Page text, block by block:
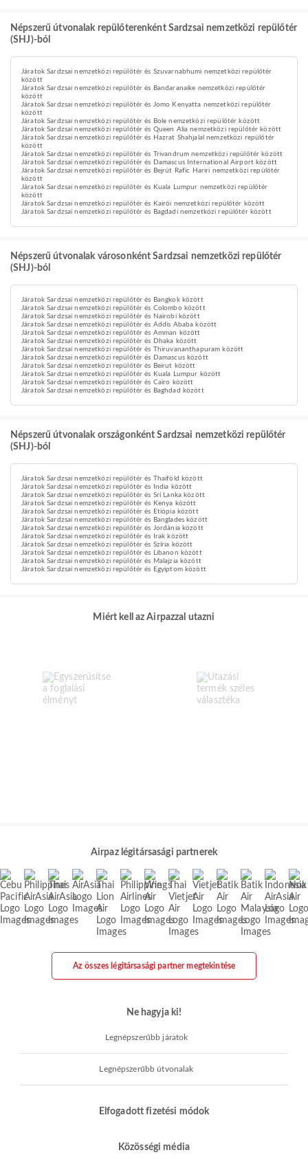
Népszerű útvonalak repülőterenként Sardzsai nemzetközi repülőtér
(SHJ)-ból
Járatok Sardzsai nemzetközi repülőtér és Szuvarnabhumi nemzetközi repülőtér
között
Járatok Sardzsai nemzetközi repülőtér és Bandaranaike nemzetközi repülőtér
között
Járatok Sardzsai nemzetközi repülőtér és Jomo Kenyatta nemzetközi repülőtér
között
Járatok Sardzsai nemzetközi repülőtér és Bole nemzetközi repülőtér között
Járatok Sardzsai nemzetközi repülőtér és Queen Alia nemzetközi repülőtér között
Járatok Sardzsai nemzetközi repülőtér és Hazrat Shahjalal nemzetközi repülőtér
között
Járatok Sardzsai nemzetközi repülőtér és Trivandrum nemzetközi repülőtér között
Járatok Sardzsai nemzetközi repülőtér és Damascus International Airport között
Járatok Sardzsai nemzetközi repülőtér és Bejrút Rafic Hariri nemzetközi repülőtér
között
Járatok Sardzsai nemzetközi repülőtér és Kuala Lumpur nemzetközi repülőtér
között
Járatok Sardzsai nemzetközi repülőtér és Kairói nemzetközi repülőtér között
Járatok Sardzsai nemzetközi repülőtér és Bagdadi nemzetközi repülőtér között
Népszerű útvonalak városonként Sardzsai nemzetközi repülőtér
(SHJ)-ból
Járatok Sardzsai nemzetközi repülőtér és Bangkok között
Járatok Sardzsai nemzetközi repülőtér és Colombo között
Járatok Sardzsai nemzetközi repülőtér és Nairobi között
Járatok Sardzsai nemzetközi repülőtér és Addis Ababa között
Járatok Sardzsai nemzetközi repülőtér és Amman között
Járatok Sardzsai nemzetközi repülőtér és Dhaka között
Járatok Sardzsai nemzetközi repülőtér és Thiruvananthapuram között
Járatok Sardzsai nemzetközi repülőtér és Damascus között
Járatok Sardzsai nemzetközi repülőtér és Beirut között
Járatok Sardzsai nemzetközi repülőtér és Kuala Lumpur között
Járatok Sardzsai nemzetközi repülőtér és Cairo között
Járatok Sardzsai nemzetközi repülőtér és Baghdad között
Népszerű útvonalak országonként Sardzsai nemzetközi repülőtér
(SHJ)-ból
Járatok Sardzsai nemzetközi repülőtér és Thaiföld között
Járatok Sardzsai nemzetközi repülőtér és India között
Járatok Sardzsai nemzetközi repülőtér és Srí Lanka között
Járatok Sardzsai nemzetközi repülőtér és Kenya között
Járatok Sardzsai nemzetközi repülőtér és Etiópia között
Járatok Sardzsai nemzetközi repülőtér és Banglades között
Járatok Sardzsai nemzetközi repülőtér és Jordánia között
Járatok Sardzsai nemzetközi repülőtér és Irak között
Járatok Sardzsai nemzetközi repülőtér és Szíria között
Járatok Sardzsai nemzetközi repülőtér és Libanon között
Járatok Sardzsai nemzetközi repülőtér és Malajzia között
Járatok Sardzsai nemzetközi repülőtér és Egyiptom között
Miért kell az Airpazzal utazni
Airpaz légitársasági partnerek
Az összes légitársasági partner megtekintése
Ne hagyja ki!
Legnépszerűbb járatok
Legnépszerűbb útvonalak
Elfogadott fizetési módok
Közösségi média